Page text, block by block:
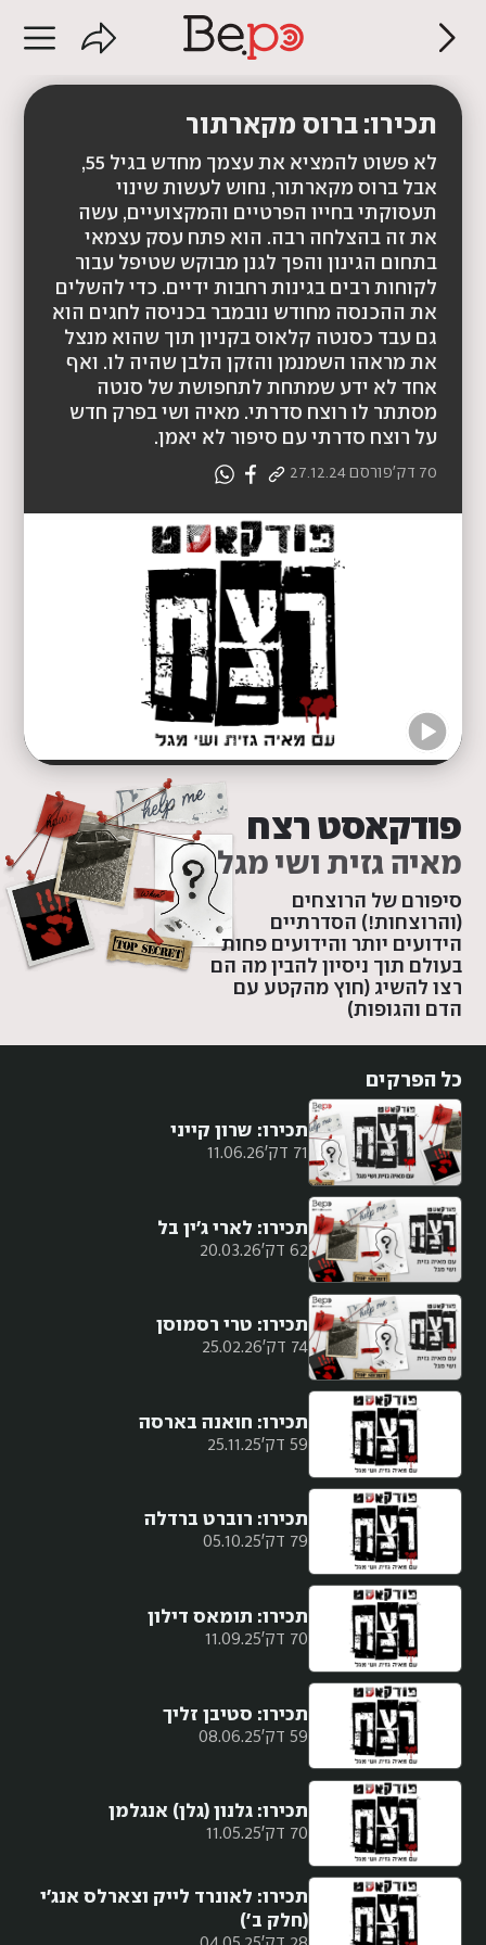
תכירו: ברוס מקארתור
לא פשוט להמציא את עצמך מחדש בגיל 55,
אבל ברוס מקארתור, נחוש לעשות שינוי
תעסוקתי בחייו הפרטיים והמקצועיים, עשה
את זה בהצלחה רבה. הוא פתח עסק עצמאי
בתחום הגינון והפך לגנן מבוקש שטיפל עבור
לקוחות רבים בגינות רחבות ידיים. כדי להשלים
את ההכנסה מחודש נובמבר בכניסה לחגים הוא
גם עבד כסנטה קלאוס בקניון תוך שהוא מנצל
את מראהו השמנמן והזקן הלבן שהיה לו. ואף
אחד לא ידע שמתחת לתחפושת של סנטה
מסתתר לו רוצח סדרתי. מאיה ושי בפרק חדש
על רוצח סדרתי עם סיפור לא יאמן.
70 דק' פורסם 27.12.24
פודקאסט רצח
מאיה גזית ושי מגל
סיפורם של הרוצחים
(והרוצחות!) הסדרתיים
הידועים יותר והידועים פחות
בעולם תוך ניסיון להבין מה הם
רצו להשיג (חוץ מהקטע עם
הדם והגופות)
כל הפרקים
71 דק' 11.06.26
תכירו: שרון קייני
62 דק' 20.03.26
תכירו: לארי ג'ין בל
74 דק' 25.02.26
תכירו: טרי רסמוסן
59 דק' 25.11.25
תכירו: חואנה בארסה
79 דק' 05.10.25
תכירו: רוברט ברדלה
70 דק' 11.09.25
תכירו: תומאס דילון
59 דק' 08.06.25
תכירו: סטיבן זליך
70 דק' 11.05.25
תכירו: גלנון (גלן) אנגלמן
תכירו: לאונרד לייק וצארלס אנג'י
(חלק ב')